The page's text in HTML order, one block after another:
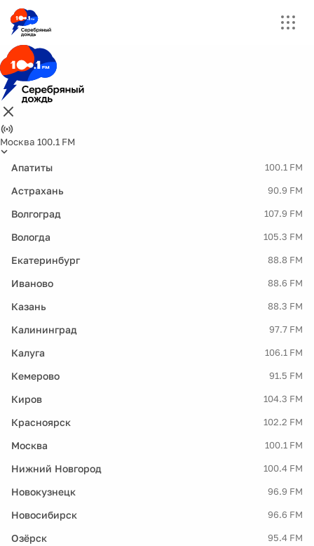
Москва 100.1 FM
Апатиты 100.1 FM
Астрахань 90.9 FM
Волгоград 107.9 FM
Вологда 105.3 FM
Екатеринбург 88.8 FM
Иваново 88.6 FM
Казань 88.3 FM
Калининград 97.7 FM
Калуга 106.1 FM
Кемерово 91.5 FM
Киров 104.3 FM
Красноярск 102.2 FM
Москва 100.1 FM
Нижний Новгород 100.4 FM
Новокузнецк 96.9 FM
Новосибирск 96.6 FM
Озёрск 95.4 FM